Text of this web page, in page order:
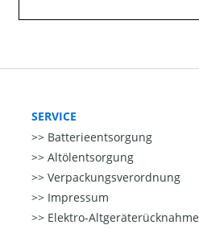
SERVICE
Batterieentsorgung
Altölentsorgung
Verpackungsverordnung
Impressum
Elektro-Altgeräterücknahme